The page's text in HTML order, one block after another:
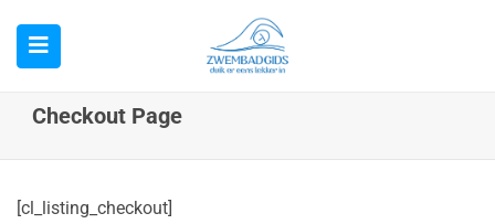
Checkout Page
[cl_listing_checkout]